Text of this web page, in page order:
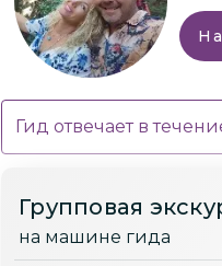
Гид отвечает в
Групповая
на машине гида